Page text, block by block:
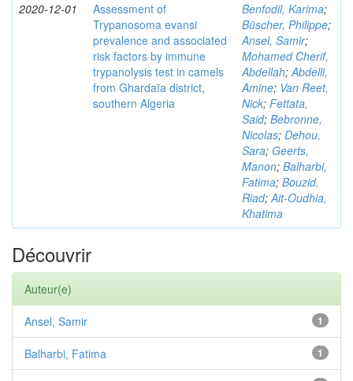
2020-12-01
Assessment of
Trypanosoma evansi
prevalence and associated
risk factors by immune
trypanolysis test in camels
from Ghardaïa district,
southern Algeria
Benfodil, Karima;
Büscher, Philippe;
Ansel, Samir;
Mohamed Cherif,
Abdellah;Abdelli,
Amine; Van Reet,
Nick; Fettata,
Said; Bebronne,
Nicolas; Dehou,
Sara; Geerts,
Manon; Balharbi,
Fatima; Bouzid,
Riad;Ait-Oudhia,
Khatima
Découvrir
Auteur(e)
1
Ansel, Samir
1
Balharbi, Fatima